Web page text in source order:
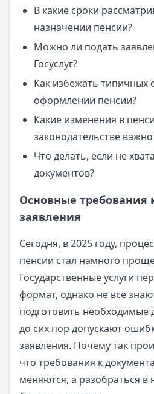
В какие сроки
назначении пенсии?
Можно ли подать
Госуслуг?
Как избежать типичных
оформлении пенсии?
Какие изменения в
законодательстве
Что делать, если не
документов?
Основные
заявления
Сегодня, в 2025 году,
пенсии стал намного
Государственные услуги
формат, однако не все
подготовить необходимые
до сих пор допускают
заявления. Почему так
что требования к
меняются, а разобраться в